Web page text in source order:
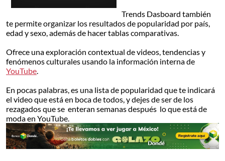
Trends Dasboard también
te permite organizar los resultados de popularidad por país,
edad y sexo, además de hacer tablas comparativas.
Ofrece una exploración contextual de videos, tendencias y
fenómenos culturales usando la información interna de
YouTube
En pocas palabras, es una lista de popularidad que te indicará
el video que está en boca de todos, y dejes de ser de los
rezagados que se enteran semanas después lo que está de
moda en YouTube.